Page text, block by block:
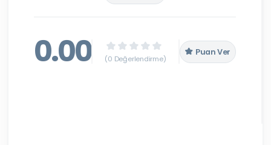
0.00 (0 Değerlendirme)
Puan Ver